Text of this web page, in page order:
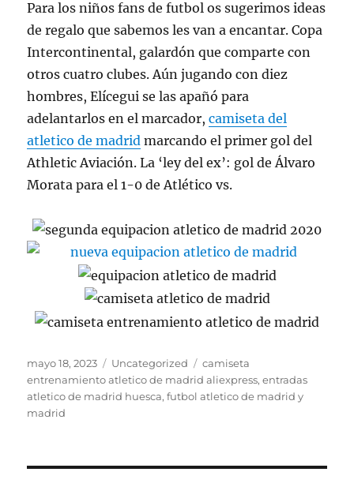
Para los niños fans de futbol os sugerimos ideas
de regalo que sabemos les van a encantar. Copa
Intercontinental, galardón que comparte con
otros cuatro clubes. Aún jugando con diez
hombres, Elícegui se las apañó para
adelantarlos en el marcador,camiseta del
atletico de madrid marcando el primer gol del
Athletic Aviación. La ‘ley del ex’: gol de Álvaro
Morata para el 1-0 de Atlético vs.
Publicado
el
mayo 18, 2023 Categorías
Uncategorized Etiquetas
camiseta
entrenamiento atletico de madrid aliexpress,entradas
atletico de madrid huesca,futbol atletico de madrid y
madrid